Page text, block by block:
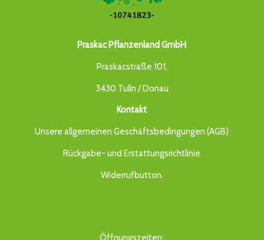
Praskac Pflanzenland GmbH
Praskacstraße 101,
3430 Tulln / Donau
Kontakt
Unsere allgemeinen Geschäftsbedingungen (AGB)
Rückgabe- und Erstattungsrichtlinie
Widerrufbutton.
Öffnungszeiten: